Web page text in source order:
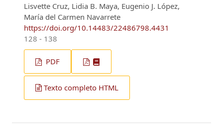
Lisvette Cruz, Lidia B. Maya, Eugenio J. López,
María del Carmen Navarrete
https://doi.org/10.14483/22486798.4431
128 - 138
PDF
Texto completo HTML